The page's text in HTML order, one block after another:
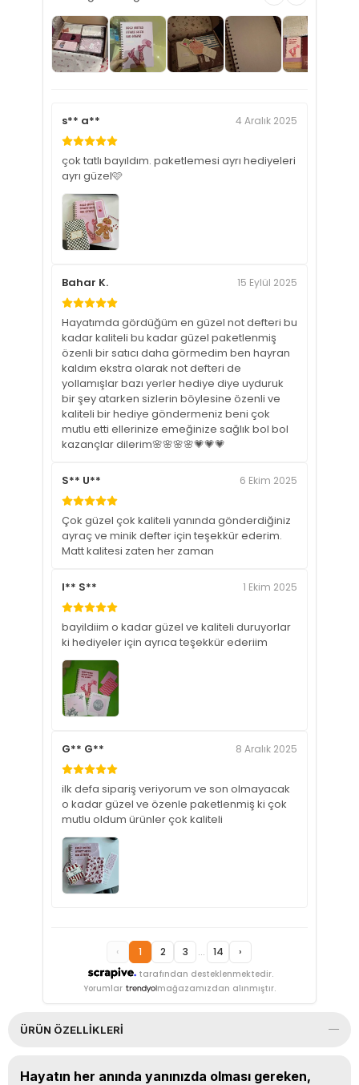
s** a** 4 Aralık 2025
çok tatlı bayıldım. paketlemesi ayrı hediyeleri
ayrı güzel🩷
Bahar K. 15 Eylül 2025
Hayatımda gördüğüm en güzel not defteri bu
kadar kaliteli bu kadar güzel paketlenmiş
özenli bir satıcı daha görmedim ben hayran
kaldım ekstra olarak not defteri de
yollamışlar bazı yerler hediye diye uyduruk
bir şey atarken sizlerin böylesine özenli ve
kaliteli bir hediye göndermeniz beni çok
mutlu etti ellerinize emeğinize sağlık bol bol
kazançlar dilerim🌸🌸🌸🌸💗💗💗
S** U** 6 Ekim 2025
Çok güzel çok kaliteli yanında gönderdiğiniz
ayraç ve minik defter için teşekkür ederim.
Matt kalitesi zaten her zaman
I** S** 1 Ekim 2025
bayildiim o kadar güzel ve kaliteli duruyorlar
ki hediyeler için ayrıca teşekkür ederiim
G** G** 8 Aralık 2025
ilk defa sipariş veriyorum ve son olmayacak
o kadar güzel ve özenle paketlenmiş ki çok
mutlu oldum ürünler çok kaliteli
tarafından desteklenmektedir.
‹ 1 2 3 ... 14 ›
Yorumlar mağazamızdan alınmıştır.
ÜRÜN ÖZELLIKLERI
Hayatın her anında yanınızda olması gereken,